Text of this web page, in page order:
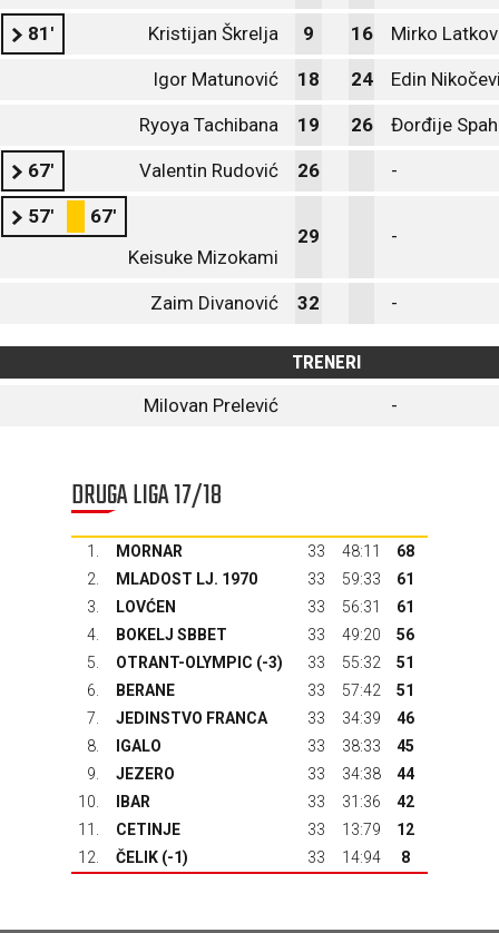
81' Kristijan Škrelja 9 16 Mirko
Igor Matunović 18 24 Edin
Ryoya Tachibana 19 26 Đorđije
67' Valentin Rudović 26 -
57'
67'
Keisuke Mizokami
29 -
Zaim Divanović 32 -
TRENERI
Milovan Prelević
-
DRUGA LIGA 17/18
1. MORNAR 33 48:11
68
2.
MLADOST LJ. 1970 33 59:33
61
3.
LOVĆEN 33 56:31
61
4.
BOKELJ SBBET 33 49:20
56
5.
OTRANT-OLYMPIC (-3) 33 55:32
51
6.
BERANE 33 57:42
51
7.
JEDINSTVO FRANCA 33 34:39
46
8.
IGALO 33 38:33
45
9.
JEZERO 33 34:38
44
10.
IBAR 33 31:36
42
11.
CETINJE 33 13:79
12
12.
ČELIK (-1) 33 14:94 8